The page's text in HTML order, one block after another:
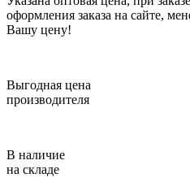
оформления заказа на сайте,
Вашу цену!
Выгодная цена
производителя
В наличие
на складе